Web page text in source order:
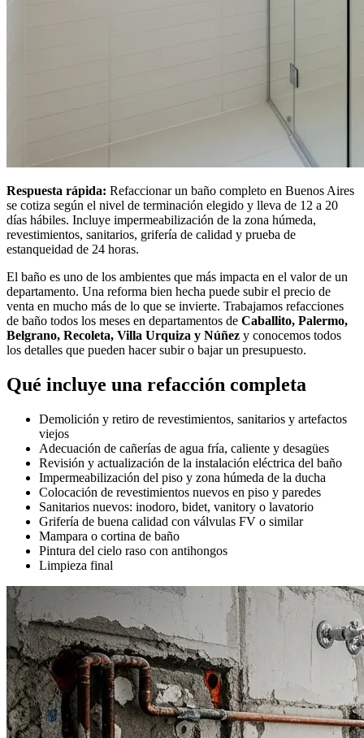
Respuesta rápida: Refaccionar un baño completo en Buenos Aires
se cotiza según el nivel de terminación elegido y lleva de 12 a 20
días hábiles. Incluye impermeabilización de la zona húmeda,
revestimientos, sanitarios, grifería de calidad y prueba de
estanqueidad de 24 horas.
El baño es uno de los ambientes que más impacta en el valor de un
departamento. Una reforma bien hecha puede subir el precio de
venta en mucho más de lo que se invierte. Trabajamos refacciones
de baño todos los meses en departamentos de Caballito, Palermo,
Belgrano, Recoleta, Villa Urquiza y Núñez y conocemos todos
los detalles que pueden hacer subir o bajar un presupuesto.
Qué incluye una refacción completa
Demolición y retiro de revestimientos, sanitarios y artefactos
viejos
Adecuación de cañerías de agua fría, caliente y desagües
Revisión y actualización de la instalación eléctrica del baño
Impermeabilización del piso y zona húmeda de la ducha
Colocación de revestimientos nuevos en piso y paredes
Sanitarios nuevos: inodoro, bidet, vanitory o lavatorio
Grifería de buena calidad con válvulas FV o similar
Mampara o cortina de baño
Pintura del cielo raso con antihongos
Limpieza final